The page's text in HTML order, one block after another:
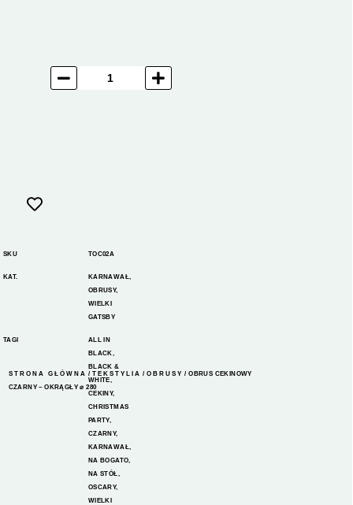
SKU TOC02A
KAT. KARNAWAŁ,
OBRUSY,
WIELKI
GATSBY
TAGI
ALL IN
BLACK,
BLACK &
WHITE,
CEKINY,
CHRISTMAS
PARTY,
CZARNY,
KARNAWAŁ,
NA BOGATO,
NA STÓŁ,
OSCARY,
WIELKI
STRONA GŁÓWNA / TEKSTYLIA /OBRUSY / OBRUS CEKINOWY
CZARNY – OKRĄGŁY ⌀ 280